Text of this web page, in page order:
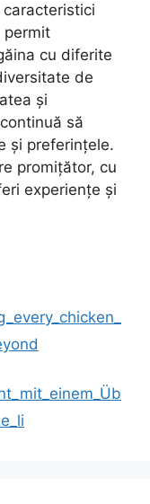
permit
cu diferite
de
și
să
și preferințele.
promițător, cu
experiențe și